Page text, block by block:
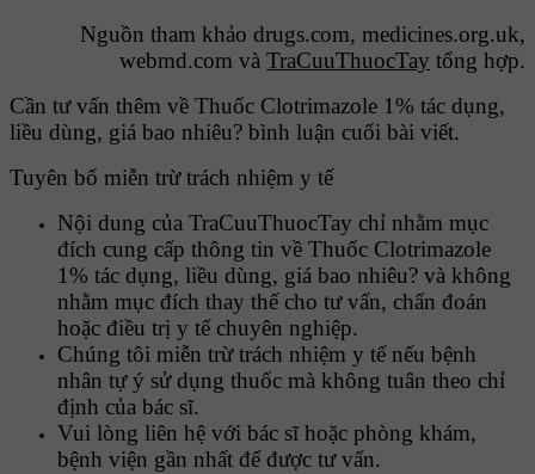
Nguồn tham khảo drugs.com, medicines.org.uk,
webmd.com và TraCuuThuocTay tổng hợp.
Cần tư vấn thêm về Thuốc Clotrimazole 1% tác dụng,
liều dùng, giá bao nhiêu? bình luận cuối bài viết.
Tuyên bố miễn trừ trách nhiệm y tế
Nội dung của TraCuuThuocTay chỉ nhằm mục
đích cung cấp thông tin về Thuốc Clotrimazole
1% tác dụng, liều dùng, giá bao nhiêu? và không
nhằm mục đích thay thế cho tư vấn, chẩn đoán
hoặc điều trị y tế chuyên nghiệp.
Chúng tôi miễn trừ trách nhiệm y tế nếu bệnh
nhân tự ý sử dụng thuốc mà không tuân theo chỉ
định của bác sĩ.
Vui lòng liên hệ với bác sĩ hoặc phòng khám,
bệnh viện gần nhất để được tư vấn.